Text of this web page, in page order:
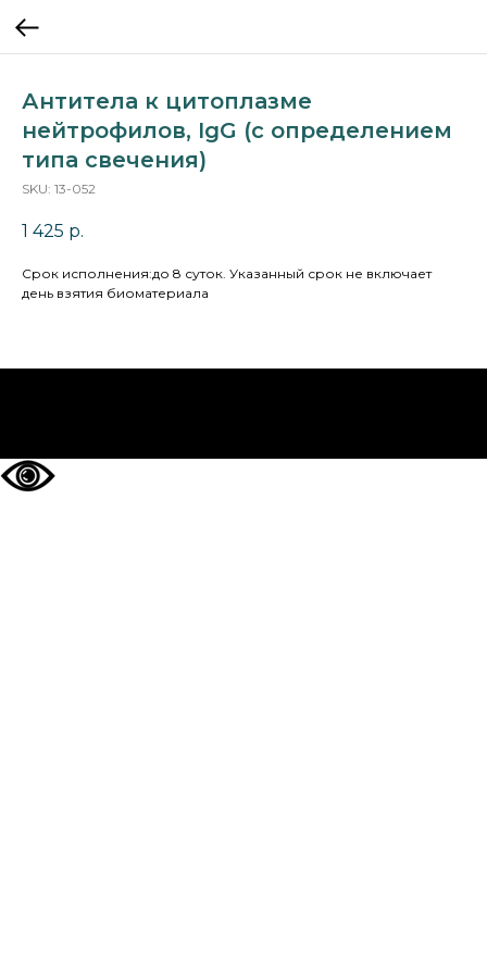
Антитела к цитоплазме
нейтрофилов, IgG (с определением
типа свечения)
SKU: 13-052
1 425 р.
Cрок исполнения:до 8 суток. Указанный срок не включает
день взятия биоматериала